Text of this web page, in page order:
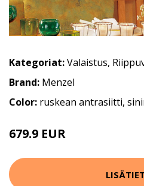
Kategoriat:Valaistus,
Brand: Menzel
Color: ruskean antrasiitti,
679.9 EUR